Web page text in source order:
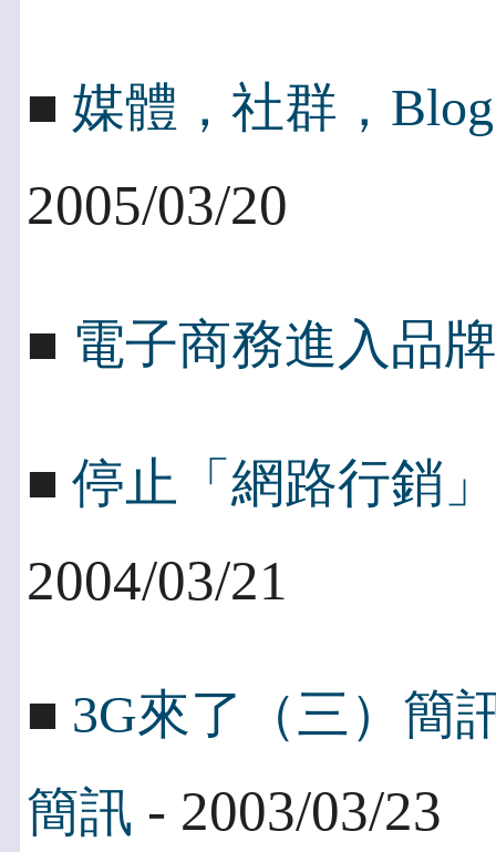
■ 媒體，社群，
2005/03/20
■ 電子商務進入品
■ 停止「網路行銷
2004/03/21
■ 3G來了（三）簡
簡訊 - 2003/03/23